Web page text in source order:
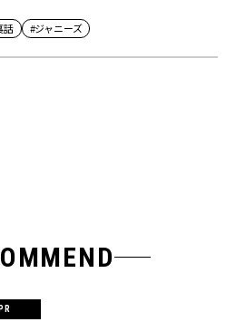
話 #ジャニーズ